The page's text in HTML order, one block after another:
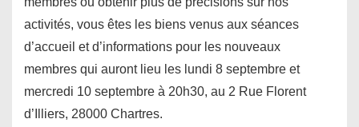
activités, vous êtes les biens venus aux séances
d’accueil et d’informations pour les nouveaux
membres qui auront lieu les lundi 8 septembre et
mercredi 10 septembre à 20h30, au 2 Rue Florent
d’Illiers, 28000 Chartres.